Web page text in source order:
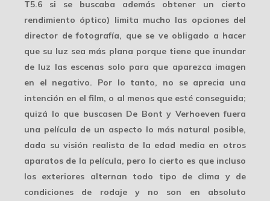
T5.6 si se buscaba además obtener un cierto
rendimiento óptico) limita mucho las opciones del
director de fotografía, que se ve obligado a hacer
que su luz sea más plana porque tiene que inundar
de luz las escenas solo para que aparezca imagen
en el negativo. Por lo tanto, no se aprecia una
intención en el film, o al menos que esté conseguida;
quizá lo que buscasen De Bont y Verhoeven fuera
una película de un aspecto lo más natural posible,
dada su visión realista de la edad media en otros
aparatos de la película, pero lo cierto es que incluso
los exteriores alternan todo tipo de clima y de
condiciones de rodaje y no son en absoluto